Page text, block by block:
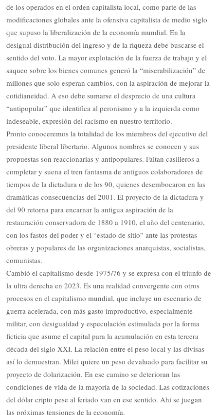
de los operados en el orden capitalista local, como parte de las
modificaciones globales ante la ofensiva capitalista de medio siglo
que supuso la liberalización de la economía mundial. En la
desigual distribución del ingreso y de la riqueza debe buscarse el
sentido del voto. La mayor explotación de la fuerza de trabajo y el
saqueo sobre los bienes comunes generó la “miserabilización” de
millones que solo esperan cambios, con la aspiración de mejorar la
cotidianeidad. A eso debe sumarse el desprecio de una cultura
“antipopular” que identifica al peronismo y a la izquierda como
indeseable, expresión del racismo en nuestro territorio.
Pronto conoceremos la totalidad de los miembros del ejecutivo del
presidente liberal libertario. Algunos nombres se conocen y sus
propuestas son reaccionarias y antipopulares. Faltan casilleros a
completar y suena el tren fantasma de antiguos colaboradores de
tiempos de la dictadura o de los 90, quienes desembocaron en las
dramáticas consecuencias del 2001. El proyecto de la dictadura y
del 90 retorna para encarnar la antigua aspiración de la
restauración conservadora de 1880 a 1910, el año del centenario,
con los fastos del poder y el “estado de sitio” ante las protestas
obreras y populares de las organizaciones anarquistas, socialistas,
comunistas.
Cambió el capitalismo desde 1975/76 y se expresa con el triunfo de
la ultra derecha en 2023. Es una realidad convergente con otros
procesos en el capitalismo mundial, que incluye un escenario de
guerra acelerada, con más gasto improductivo, especialmente
militar, con desigualdad y especulación estimulada por la forma
ficticia que asume el capital para la acumulación en esta tercera
década del siglo XXI. La relación entre el peso local y las divisas
así lo demuestran. Milei quiere un peso devaluado para facilitar su
proyecto de dolarización. En ese camino se deterioran las
condiciones de vida de la mayoría de la sociedad. Las cotizaciones
del dólar cripto pese al feriado van en ese sentido. Ahí se juegan
las próximas tensiones de la economía.